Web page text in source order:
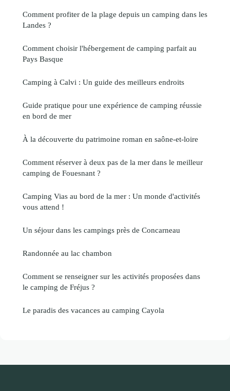
Comment profiter de la plage depuis un camping dans les
Landes ?
Comment choisir l'hébergement de camping parfait au
Pays Basque
Camping à Calvi : Un guide des meilleurs endroits
Guide pratique pour une expérience de camping réussie
en bord de mer
À la découverte du patrimoine roman en saône-et-loire
Comment réserver à deux pas de la mer dans le meilleur
camping de Fouesnant ?
Camping Vias au bord de la mer : Un monde d'activités
vous attend !
Un séjour dans les campings près de Concarneau
Randonnée au lac chambon
Comment se renseigner sur les activités proposées dans
le camping de Fréjus ?
Le paradis des vacances au camping Cayola